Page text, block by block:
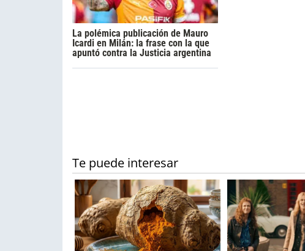
La polémica publicación de Mauro
Icardi en Milán: la frase con la que
apuntó contra la Justicia argentina